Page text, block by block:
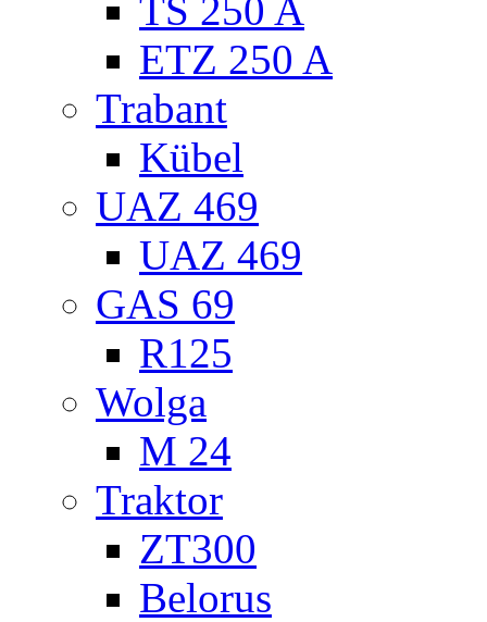
TS 250 A
ETZ 250 A
Trabant
Kübel
UAZ 469
UAZ 469
GAS 69
R125
Wolga
M 24
Traktor
ZT300
Belorus